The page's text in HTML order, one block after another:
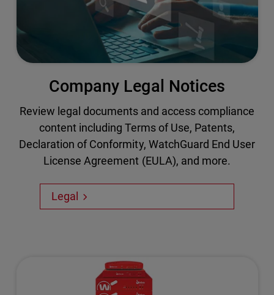
Company Legal Notices
Review legal documents and access compliance
content including Terms of Use, Patents,
Declaration of Conformity, WatchGuard End User
License Agreement (EULA), and more.
Legal